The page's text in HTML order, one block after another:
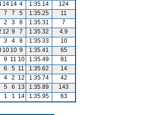
14 14 4 1:35.14
124
7 7 5 1:35.25
11
2 3 6 1:35.31
7
12 9 7 1:35.32
4.9
3 4 8 1:35.33
10
10 10 9 1:35.41
65
9 11 10 1:35.49
81
6 5 11 1:35.62
14
4 2 12 1:35.74
42
5 6 13 1:35.89
143
1 1 14 1:35.95 63